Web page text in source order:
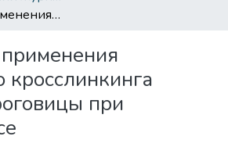
Результаты применения ускоренного кросслинкинга коллагена роговицы при кератоконусе
кросслинкинга
при